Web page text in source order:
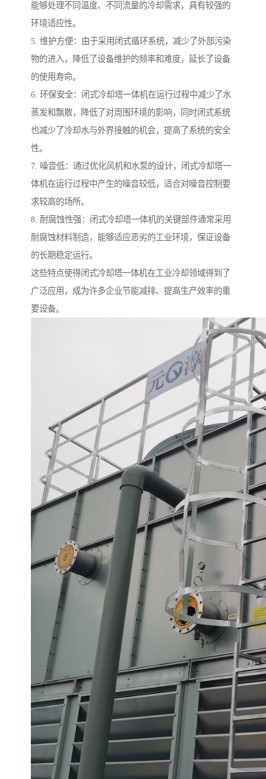
能够处理不同温度、不同流量的冷却需求，具有较强的
环境适应性。
5. 维护方便：由于采用闭式循环系统，减少了外部污染
物的进入，降低了设备维护的频率和难度，延长了设备
的使用寿命。
6. 环保安全：闭式冷却塔一体机在运行过程中减少了水
蒸发和飘散，降低了对周围环境的影响，同时闭式系统
也减少了冷却水与外界接触的机会，提高了系统的安全
性。
7. 噪音低：通过优化风机和水泵的设计，闭式冷却塔一
体机在运行过程中产生的噪音较低，适合对噪音控制要
求较高的场所。
8. 耐腐蚀性强：闭式冷却塔一体机的关键部件通常采用
耐腐蚀材料制造，能够适应恶劣的工业环境，保证设备
的长期稳定运行。
这些特点使得闭式冷却塔一体机在工业冷却领域得到了
广泛应用，成为许多企业节能减排、提高生产效率的重
要设备。